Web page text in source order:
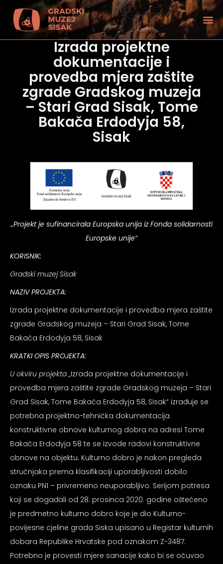
Izrada projektne
dokumentacije i
provedba mjera zaštite
zgrade Gradskog muzeja
– Stari Grad Sisak, Tome
Bakača Erdodyja 58,
Sisak
„Projekt je sufinancirala Europska unija iz Fonda solidarnosti
Europske unije“
KORISNIK:
Gradski muzej Sisak
NAZIV PROJEKTA:
Izrada projektne dokumentacije i provedba mjera zaštite
zgrade Gradskog muzeja – Stari Grad Sisak, Tome
Bakača Erdodyja 58, Sisak
KRATKI OPIS PROJEKTA:
U okviru projekta „Izrada projektne dokumentacije i
provedba mjera zaštite zgrade Gradskog muzeja – Stari
Grad Sisak, Tome Bakača Erdodyja 58, Sisak“ izrađuje se
potrebna projektno-tehnička dokumentacija
konstruktivne obnove kulturnog dobra na adresi Tome
Bakača Erdodyja 58 te se izvode radovi konstruktivne
obnove na objektu. Kulturno dobro je nakon pregleda
stručnjaka prema klasifikaciji uporabljivosti dobilo
oznaku PN1 – privremeno neuporabljivo. Serijom potresa
koji se događali od 28. prosinca 2020. godine oštećeno
je predmetno kulturno dobro koje je dio Kulturno-
povijesne cjeline grada Siska upisano u Registar kulturnih
dobara Republike Hrvatske pod oznakom Z-3487.
Potrebno je provesti mjere sanacije kako bi se očuvao
vida